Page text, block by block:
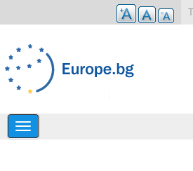
Премини към основното съдържание